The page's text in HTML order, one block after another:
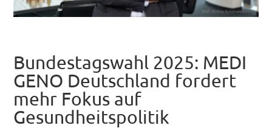
Bundestagswahl 2025: MEDI
GENO Deutschland fordert
mehr Fokus auf
Gesundheitspolitik